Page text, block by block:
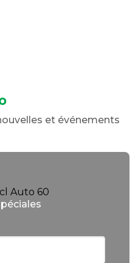
et événements